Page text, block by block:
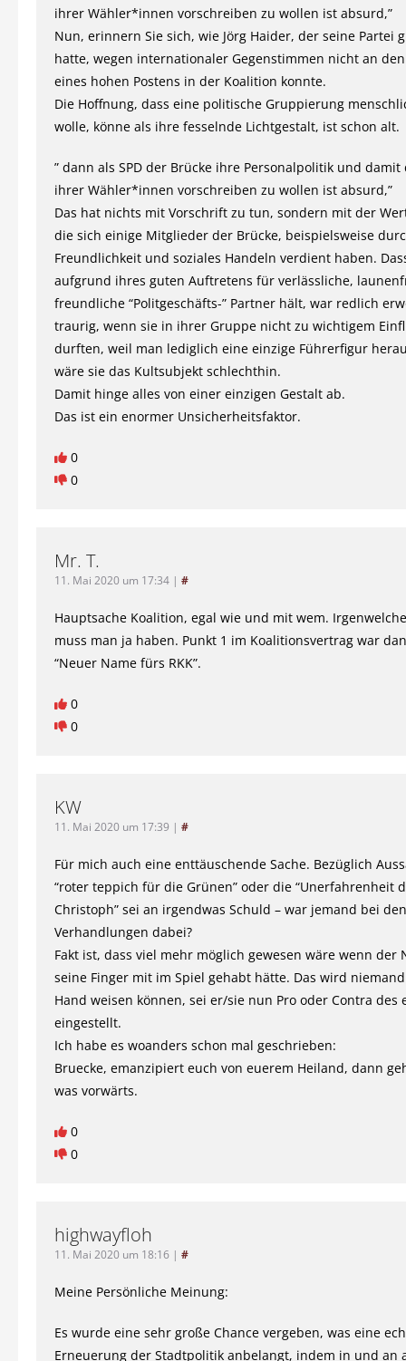
ihrer Wähler*innen vorschreiben zu wollen ist absurd,”
Nun, erinnern Sie sich, wie Jörg Haider, der seine Partei
hatte, wegen internationaler Gegenstimmen nicht an
eines hohen Postens in der Koalition konnte.
Die Hoffnung, dass eine politische Gruppierung
wolle, könne als ihre fesselnde Lichtgestalt, ist schon alt.
” dann als SPD der Brücke ihre Personalpolitik und damit
ihrer Wähler*innen vorschreiben zu wollen ist absurd,”
Das hat nichts mit Vorschrift zu tun, sondern mit der
die sich einige Mitglieder der Brücke, beispielsweise
Freundlichkeit und soziales Handeln verdient haben.
aufgrund ihres guten Auftretens für verlässliche,
freundliche “Politgeschäfts-” Partner hält, war redlich
traurig, wenn sie in ihrer Gruppe nicht zu wichtigem
durften, weil man lediglich eine einzige Führerfigur
wäre sie das Kultsubjekt schlechthin.
Damit hinge alles von einer einzigen Gestalt ab.
Das ist ein enormer Unsicherheitsfaktor.
0
0
Mr. T.
11. Mai 2020 um 17:34 | #
Hauptsache Koalition, egal wie und mit wem.
muss man ja haben. Punkt 1 im Koalitionsvertrag war
“Neuer Name fürs RKK”.
0
0
KW
11. Mai 2020 um 17:39 | #
Für mich auch eine enttäuschende Sache. Bezüglich
“roter teppich für die Grünen” oder die “Unerfahrenheit
Christoph” sei an irgendwas Schuld – war jemand bei den
Verhandlungen dabei?
Fakt ist, dass viel mehr möglich gewesen wäre wenn der
seine Finger mit im Spiel gehabt hätte. Das wird
Hand weisen können, sei er/sie nun Pro oder Contra des
eingestellt.
Ich habe es woanders schon mal geschrieben:
Bruecke, emanzipiert euch von euerem Heiland, dann
was vorwärts.
0
0
highwayfloh
11. Mai 2020 um 18:16 | #
Meine Persönliche Meinung:
Es wurde eine sehr große Chance vergeben, was eine
Erneuerung der Stadtpolitik anbelangt, indem in und an